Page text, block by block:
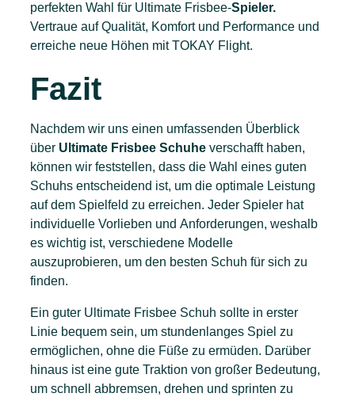
perfekten Wahl für Ultimate Frisbee-Spieler.
Vertraue auf Qualität, Komfort und Performance und
erreiche neue Höhen mit TOKAY Flight.
Fazit
Nachdem wir uns einen umfassenden Überblick
über Ultimate Frisbee Schuhe verschafft haben,
können wir feststellen, dass die Wahl eines guten
Schuhs entscheidend ist, um die optimale Leistung
auf dem Spielfeld zu erreichen. Jeder Spieler hat
individuelle Vorlieben und Anforderungen, weshalb
es wichtig ist, verschiedene Modelle
auszuprobieren, um den besten Schuh für sich zu
finden.
Ein guter Ultimate Frisbee Schuh sollte in erster
Linie bequem sein, um stundenlanges Spiel zu
ermöglichen, ohne die Füße zu ermüden. Darüber
hinaus ist eine gute Traktion von großer Bedeutung,
um schnell abbremsen, drehen und sprinten zu